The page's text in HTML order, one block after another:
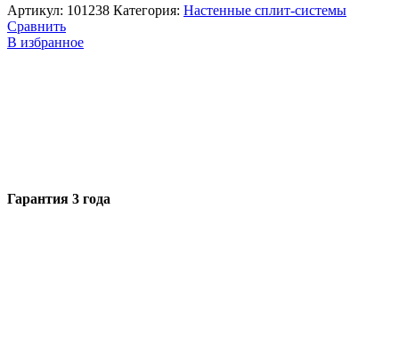
Артикул: 101238 Категория: Настенные сплит-системы
Сравнить
В избранное
Гарантия 3 года